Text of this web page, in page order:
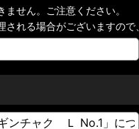
せん。ご注意ください。
れる場合がございますので